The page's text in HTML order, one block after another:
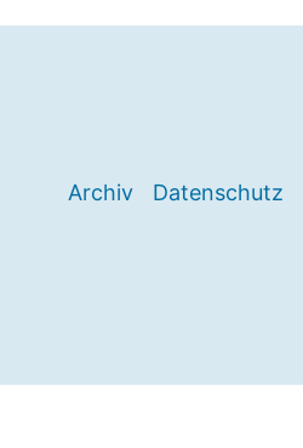
Archiv Datenschutz